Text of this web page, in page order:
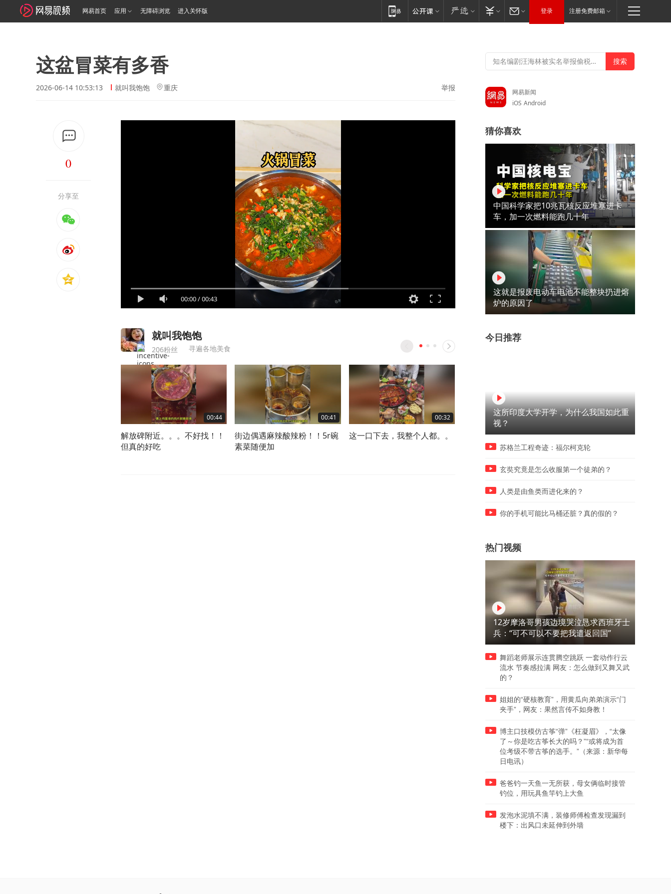
网易首页 应用 无障碍浏览 进入关怀版 登录 注册免费邮箱
这盆冒菜有多香
2026-06-14 10:53:13 就叫我饱饱 重庆 举报
0
分享至
00:00/00:43
就叫我饱饱
206粉丝 寻遍各地美食
00:44
解放碑附近。。。不好找！！
但真的好吃
00:41
街边偶遇麻辣酸辣粉！！5r碗
素菜随便加
00:32
这一口下去，我整个人都。。
00:36
这一剪刀下去，我整个人
都。。。
街边偶遇1块钱的红糖凉
虾！！太太太好吃了
网易新闻
iOS Android
猜你喜欢
中国科学家把10兆瓦核反应堆塞进卡
车，加一次燃料能跑几十年
这就是报废电动车电池不能整块扔进熔
炉的原因了
今日推荐
这所印度大学开学，为什么我国如此重
视？
苏格兰工程奇迹：福尔柯克轮
玄奘究竟是怎么收服第一个徒弟的？
人类是由鱼类而进化来的？
你的手机可能比马桶还脏？真的假的？
热门视频
12岁摩洛哥男孩边境哭泣恳求西班牙士
兵：“可不可以不要把我遣返回国”
舞蹈老师展示连贯腾空跳跃 一套动作行云
流水 节奏感拉满 网友：怎么做到又舞又武
的？
姐姐的“硬核教育”，用黄瓜向弟弟演示“门
夹手”，网友：果然言传不如身教！
博主口技模仿古筝“弹”《枉凝眉》，“太像
了～你是吃古筝长大的吗？”“或将成为首
位考级不带古筝的选手。”（来源：新华每
日电讯）
爸爸钓一天鱼一无所获，母女俩临时接管
钓位，用玩具鱼竿钓上大鱼
发泡水泥填不满，装修师傅检查发现漏到
楼下：出风口未延伸到外墙